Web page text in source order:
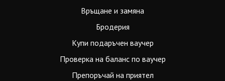
Връщане и замяна
Бродерия
Купи подаръчен ваучер
Проверка на баланс по ваучер
Препоръчай на приятел